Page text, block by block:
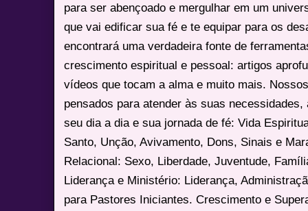
para ser abençoado e mergulhar em um
que vai edificar sua fé e te equipar para os
encontrará uma verdadeira fonte de
crescimento espiritual e pessoal: artigos
vídeos que tocam a alma e muito mais.
pensados para atender às suas
seu dia a dia e sua jornada de fé: Vida
Santo, Unção, Avivamento, Dons, Sinais e
Relacional: Sexo, Liberdade, Juventude,
Liderança e Ministério: Liderança,
para Pastores Iniciantes. Crescimento e